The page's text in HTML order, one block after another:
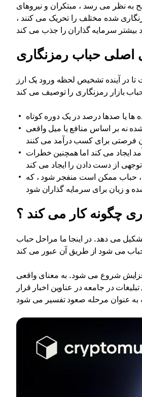
به نظر می رسد ، مبتکران و نیروهای
شده مختلف را تحریک می کنند ،
اصلی حباب رمزنگاری
در آینده تشخیص لحظه ورود یک ارز
نه بر اساس منافع یا میل واقعی
ایجاد می کند اما همچنین خطرات
، حباب ممکن است منفجر شود ، که
چگونه کار می کند ؟
می دهد. در اینجا ما مراحل حباب
افزایش شروع می شود. به معنای واقعی
در جامعه در عناوین اخبار قرار